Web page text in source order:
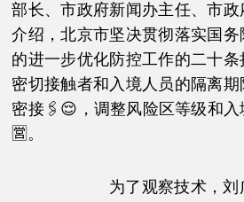
部长、市政府新闻办主任、市
介绍，北京市坚决贯彻落实国
的进一步优化防控工作的二十
密切接触者和入境人员的隔离
密接🖇😌，调整风险区等级和入
🈺。
为了观察技术，刘广